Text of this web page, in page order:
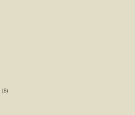
(6)